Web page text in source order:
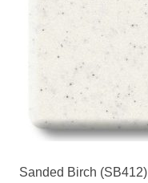
Sanded Birch (SB412)